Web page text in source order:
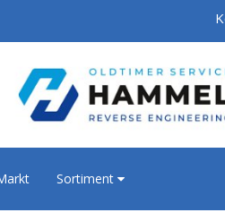
Sortiment